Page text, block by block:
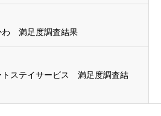
満足度調査結果
ステイサービス 満足度調査結